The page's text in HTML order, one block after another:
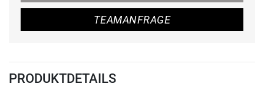
TEAMANFRAGE
PRODUKTDETAILS